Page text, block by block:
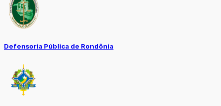
Defensoria Pública de Rondônia